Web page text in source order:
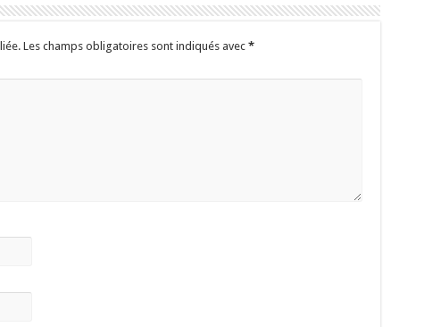
Les champs obligatoires sont indiqués avec *